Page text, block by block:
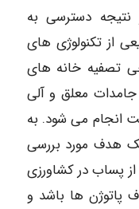
نتیجه دسترسی به
از تکنولوژی های
تصفیه خانه های
معلق و آلی
انجام می شود. به
هدف مورد بررسی
از پساب در کشاورزی
پاتوژن ها باشد و